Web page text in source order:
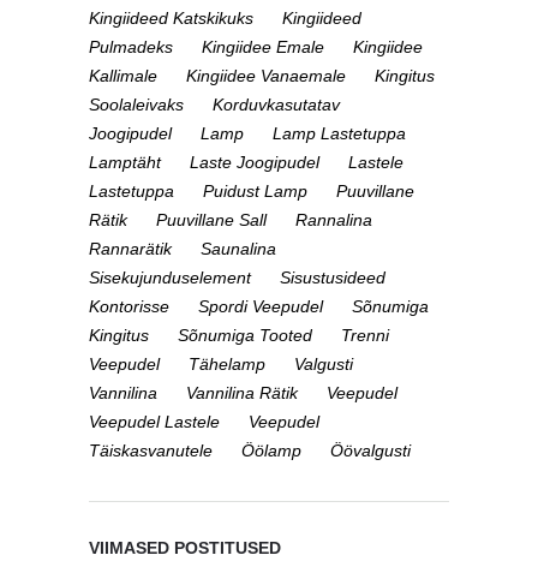
Kingiideed Katskikuks
Kingiideed
Pulmadeks
Kingiidee Emale
Kingiidee
Kallimale
Kingiidee Vanaemale
Kingitus
Soolaleivaks
Korduvkasutatav
Joogipudel
Lamp
Lamp Lastetuppa
Lamptäht
Laste Joogipudel
Lastele
Lastetuppa
Puidust Lamp
Puuvillane
Rätik
Puuvillane Sall
Rannalina
Rannarätik
Saunalina
Sisekujunduselement
Sisustusideed
Kontorisse
Spordi Veepudel
Sõnumiga
Kingitus
Sõnumiga Tooted
Trenni
Veepudel
Tähelamp
Valgusti
Vannilina
Vannilina Rätik
Veepudel
Veepudel Lastele
Veepudel
Täiskasvanutele
Öölamp Öövalgusti
VIIMASED POSTITUSED